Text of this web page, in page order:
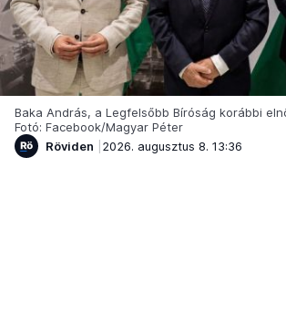
Baka András, a Legfelsőbb Bíróság korábbi
Fotó: Facebook/Magyar Péter
Röviden
2026. augusztus 8. 13:36